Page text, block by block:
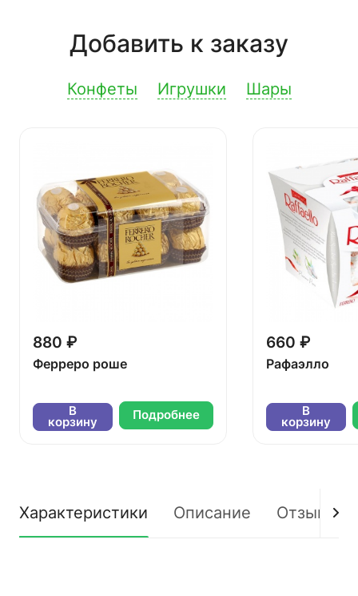
Добавить к заказу
Конфеты Игрушки Шары
880 ₽
Ферреро роше
В
корзину Подробнее
660 ₽
Рафаэлло
В
корзину
Характеристики Описание Отзывы